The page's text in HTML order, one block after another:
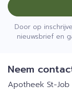
Door op
nieuwsbrief en
Neem
Apotheek St-Job